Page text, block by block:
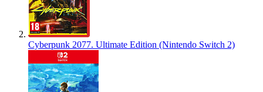
Cyberpunk 2077. Ultimate Edition (Nintendo Switch 2)